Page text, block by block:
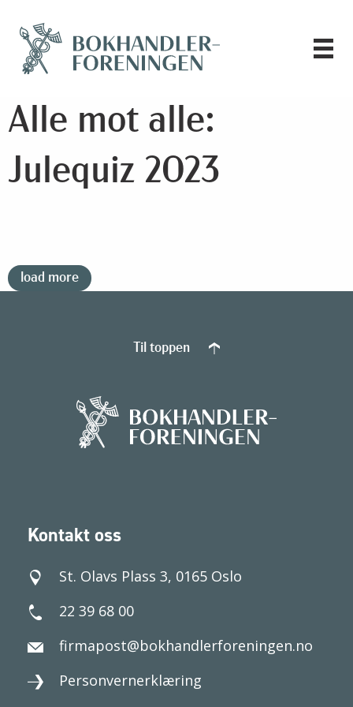
Alle mot alle:
Julequiz 2023
load more
Kontakt oss
St. Olavs Plass 3, 0165 Oslo
22 39 68 00
firmapost@bokhandlerforeningen.no
Personvernerklæring
Til toppen